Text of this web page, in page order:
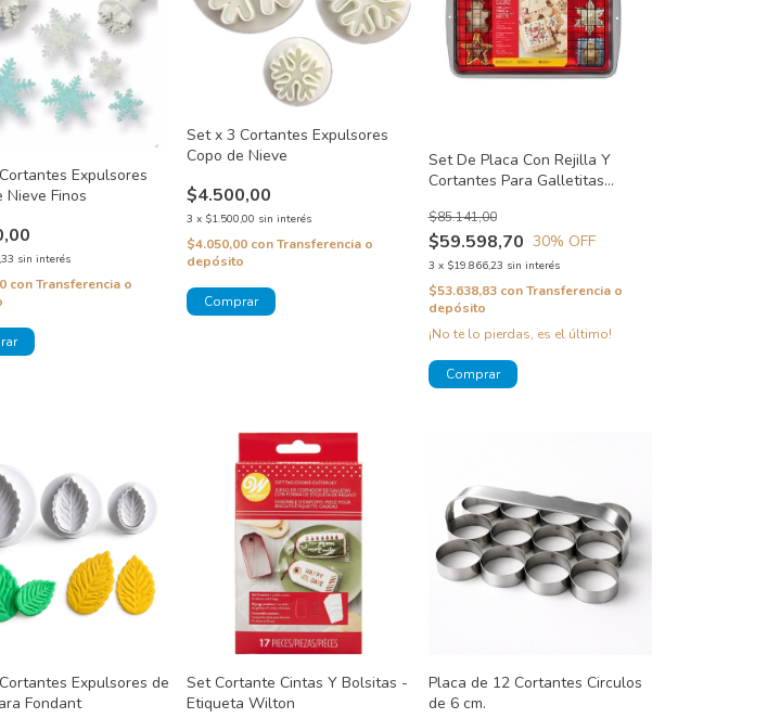
Expulsores
Nieve Finos
sin interés
con Transferencia o
Set x 3 Cortantes Expulsores
Copo de Nieve
$4.500,00
3 x $1.500,00 sin interés
$4.050,00 conTransferencia o
depósito
Set De Placa Con Rejilla Y
Cortantes Para Galletitas
$59.598,70
$85.141,00
30% OFF
3 x $19.866,23 sin interés
$53.638,83 con Transferencia o
depósito
¡No te lo pierdas, es el último!
Expulsores de
Fondant
Set Cortante Cintas Y Bolsitas -
Etiqueta Wilton
Placa de 12 Cortantes Circulos
de 6 cm.